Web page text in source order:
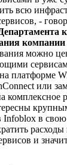
всю
-
компании
можно
платформе
или
комплексное
Infoblox в
и